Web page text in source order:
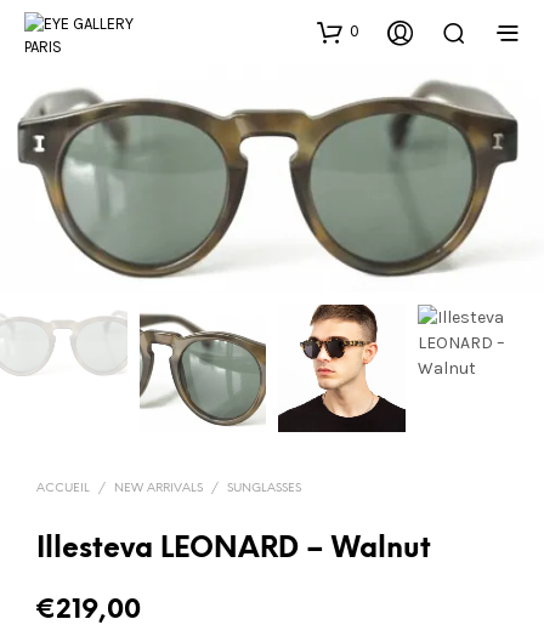
0
ACCUEIL / NEW ARRIVALS / SUNGLASSES
Illesteva LEONARD – Walnut
€219,00